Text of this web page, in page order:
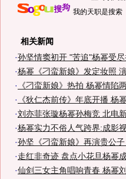
我的天职是搜索
相关新闻
·孙坚情窦初开 "苦追"杨幂受
·杨幂《刁蛮新娘》发定妆照
· 《刁蛮新娘》热拍 杨幂情陷
· 《狄仁杰前传》年底开播 杨
·刘亦菲张璇杨幂孙梅竞 北电
·杨幂实力不俗人气跨界:成影
·孙坚《刁蛮新娘》再演贵公
·走红非奇迹 盘点小花旦杨幂
·仙剑三女主角唱响青春 杨幂